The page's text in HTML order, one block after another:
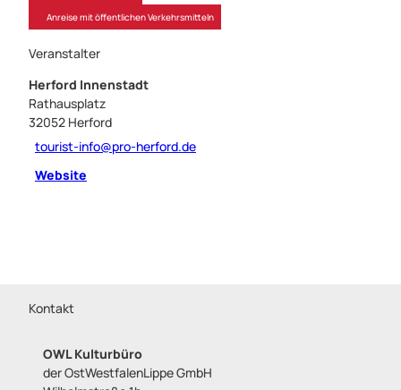
Anreise mit öffentlichen Verkehrsmitteln
Veranstalter
Herford Innenstadt
Rathausplatz
32052 Herford
tourist-info@pro-herford.de
Website
Kontakt
OWL Kulturbüro
der OstWestfalenLippe GmbH